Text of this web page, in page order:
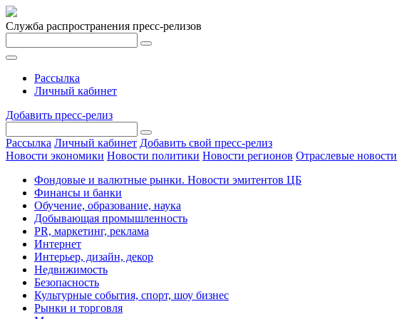
Служба распространения пресс-релизов
Рассылка
Личный кабинет
Добавить пресс-релиз
Рассылка Личный кабинет Добавить свой пресс-релиз
Новости экономики Новости политики Новости регионов Отраслевые новости
Фондовые и валютные рынки. Новости эмитентов ЦБ
Финансы и банки
Обучение, образование, наука
Добывающая промышленность
PR, маркетинг, реклама
Интернет
Интерьер, дизайн, декор
Недвижимость
Безопасность
Культурные события, спорт, шоу бизнес
Рынки и торговля